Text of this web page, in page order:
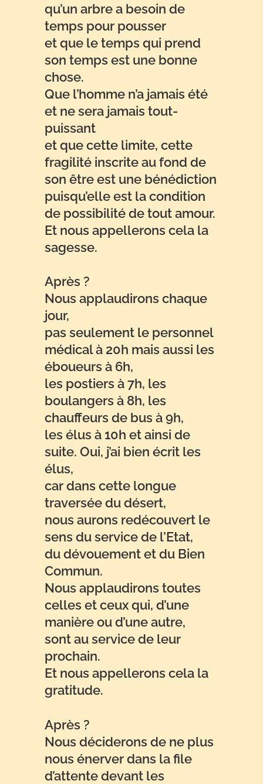
qu’un arbre a besoin de
temps pour pousser
et que le temps qui prend
son temps est une bonne
chose.
Que l’homme n’a jamais été
et ne sera jamais tout-
puissant
et que cette limite, cette
fragilité inscrite au fond de
son être est une bénédiction
puisqu’elle est la condition
de possibilité de tout amour.
Et nous appellerons cela la
sagesse.
Après ?
Nous applaudirons chaque
jour,
pas seulement le personnel
médical à 20h mais aussi les
éboueurs à 6h,
les postiers à 7h, les
boulangers à 8h, les
chauffeurs de bus à 9h,
les élus à 10h et ainsi de
suite. Oui, j’ai bien écrit les
élus,
car dans cette longue
traversée du désert,
nous aurons redécouvert le
sens du service de l’Etat,
du dévouement et du Bien
Commun.
Nous applaudirons toutes
celles et ceux qui, d’une
manière ou d’une autre,
sont au service de leur
prochain.
Et nous appellerons cela la
gratitude.
Après ?
Nous déciderons de ne plus
nous énerver dans la file
d’attente devant les